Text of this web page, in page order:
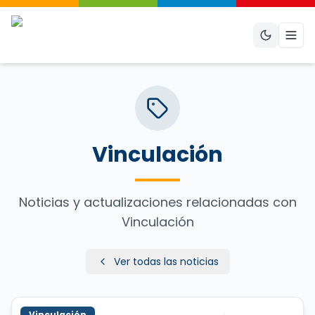
Vinculación
Noticias y actualizaciones relacionadas con
Vinculación
Ver todas las noticias